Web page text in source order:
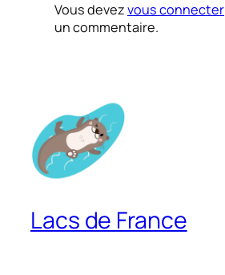
Vous devezvous connecter
un commentaire.
Lacs de France